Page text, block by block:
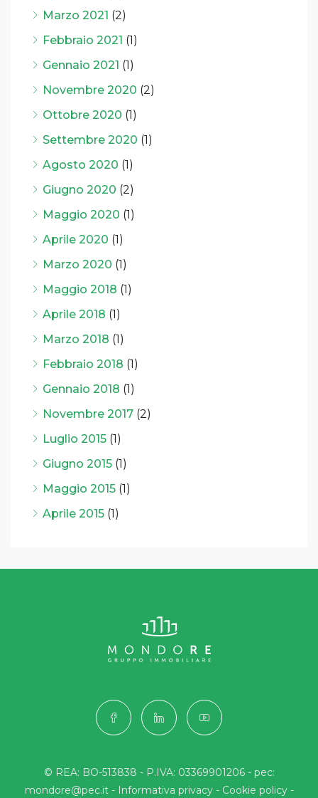
Marzo 2021 (2)
Febbraio 2021 (1)
Gennaio 2021 (1)
Novembre 2020 (2)
Ottobre 2020 (1)
Settembre 2020 (1)
Agosto 2020 (1)
Giugno 2020 (2)
Maggio 2020 (1)
Aprile 2020 (1)
Marzo 2020 (1)
Maggio 2018 (1)
Aprile 2018 (1)
Marzo 2018 (1)
Febbraio 2018 (1)
Gennaio 2018 (1)
Novembre 2017 (2)
Luglio 2015 (1)
Giugno 2015 (1)
Maggio 2015 (1)
Aprile 2015 (1)
© REA: BO-513838 - P.IVA: 03369901206 - pec:
mondore@pec.it - Informativa privacy- Cookie policy-